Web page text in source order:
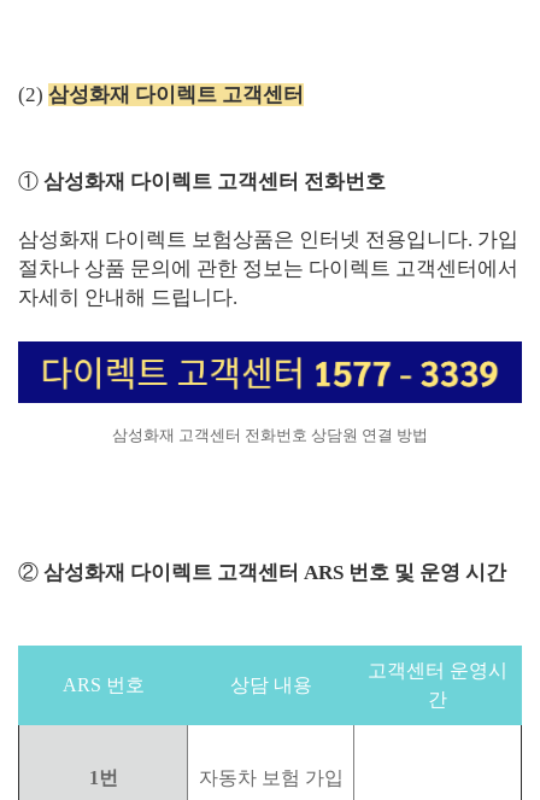
(2) 삼성화재 다이렉트 고객센터
① 삼성화재 다이렉트 고객센터 전화번호
삼성화재 다이렉트 보험상품은 인터넷 전용입니다. 가입
절차나 상품 문의에 관한 정보는 다이렉트 고객센터에서
자세히 안내해 드립니다.
삼성화재 고객센터 전화번호 상담원 연결 방법
② 삼성화재 다이렉트 고객센터 ARS 번호 및 운영 시간
ARS 번호 상담 내용
고객센터 운영시
간
1번 자동차 보험 가입